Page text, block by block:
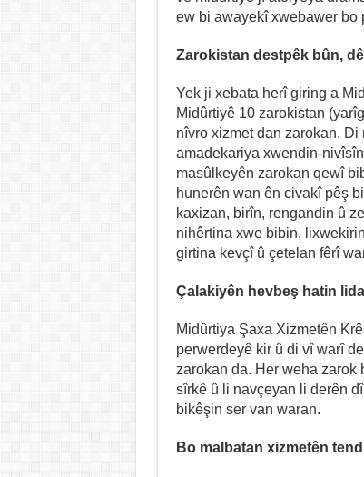
ew bi awayekî xwebawer bo
Zarokistan destpêk bûn,
Yek ji xebata herî giring a
Midûrtiyê 10 zarokistan
nîvro xizmet dan zarokan.
amadekariya xwendin-
masûlkeyên zarokan qewî
hunerên wan ên civakî pêş
kaxizan, birîn, rengandin û
nihêrtina xwe bibin,
girtina kevçî û çetelan fêrî
Çalakiyên hevbeş hatin
Midûrtiya Şaxa Xizmetên
perwerdeyê kir û di vî warî
zarokan da. Her weha zarok
sîrkê û li navçeyan li derên
bikêşin ser van waran.
Bo malbatan xizmetên